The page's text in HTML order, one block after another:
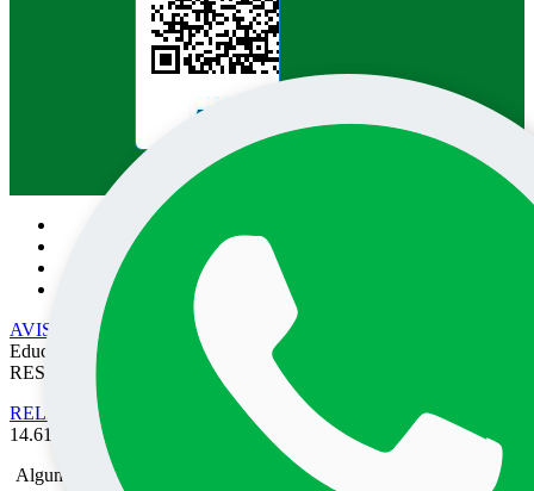
Pesquisa no site:
AVISO DE PRIVACIDADE
• EPEC - Empresa Prudentina de
Educação e Cultura SA/UNOESTE. TODOS OS DIREITOS
RESERVADOS
RELATÓRIO DE TRANSPARÊNCIA SALARIAL
- Lei nº
14.611 de 03 de Julho de 2023.
Alguma mensagem